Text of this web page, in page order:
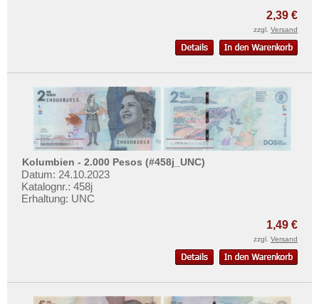
Singapur
Sri Lanka
Straits Settlements
Süd-Ossetien
Südkorea
Syrien
Tadschikistan
2,39 €
zzgl. Versand
Kolumbien - 2.000 Pesos (#458j_UNC)
Datum: 24.10.2023
Katalognr.: 458j
Erhaltung: UNC
1,49 €
zzgl. Versand